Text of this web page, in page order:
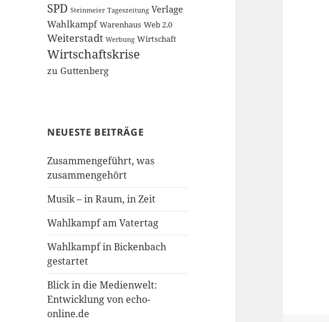
SPD Steinmeier Tageszeitung Verlage
Wahlkampf Warenhaus Web 2.0
Weiterstadt Werbung Wirtschaft
Wirtschaftskrise
zu Guttenberg
NEUESTE BEITRÄGE
Zusammengeführt, was
zusammengehört
Musik – in Raum, in Zeit
Wahlkampf am Vatertag
Wahlkampf in Bickenbach
gestartet
Blick in die Medienwelt:
Entwicklung von echo-
online.de